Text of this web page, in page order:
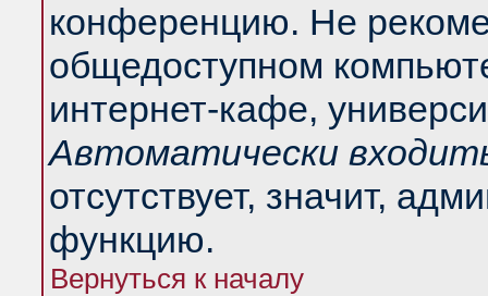
конференцию. Не
общедоступном
интернет-кафе,
Автоматически
отсутствует, значит,
функцию.
Вернуться к началу